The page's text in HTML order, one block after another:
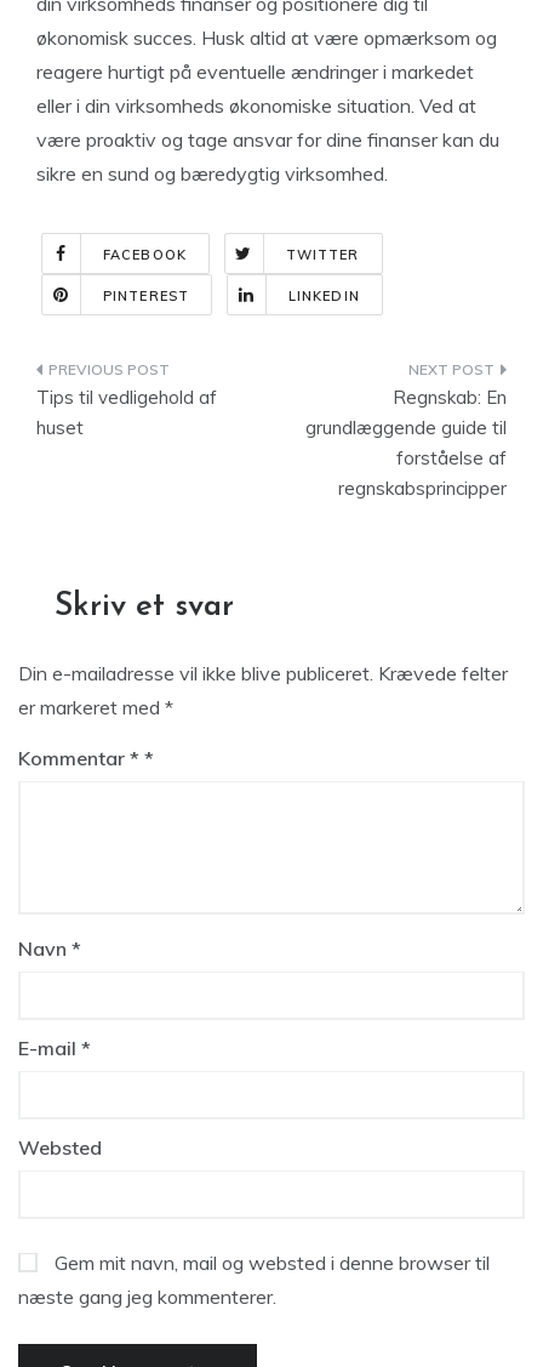
økonomisk succes. Husk altid at være opmærksom og
reagere hurtigt på eventuelle ændringer i markedet
eller i din virksomheds økonomiske situation. Ved at
være proaktiv og tage ansvar for dine finanser kan du
sikre en sund og bæredygtig virksomhed.
FACEBOOK TWITTER
PINTEREST LINKEDIN
Indlægsnavigation
Tips til vedligehold af
huset
Regnskab: En
grundlæggende guide til
forståelse af
regnskabsprincipper
Skriv et svar
Din e-mailadresse vil ikke blive publiceret. Krævede felter
er markeret med *
Kommentar *
Navn *
E-mail *
Websted
Gem mit navn, mail og websted i denne browser til
næste gang jeg kommenterer.